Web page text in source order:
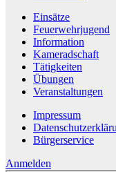
Einsätze
Feuerwehrjugend
Information
Kameradschaft
Tätigkeiten
Übungen
Veranstaltungen
Impressum
Bürgerservice
Anmelden